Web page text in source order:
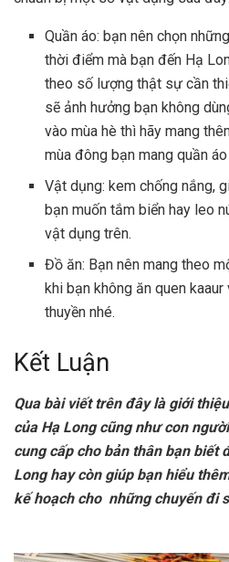
Quần áo: bạn nên chọn
thời điểm mà bạn đến Hạ
theo số lượng thật sự cần
sẽ ảnh hưởng bạn không
vào mùa hè thì hãy mang
mùa đông bạn mang quần
Vật dụng: kem chống nắng,
bạn muốn tắm biển hay leo
vật dụng trên.
Đồ ăn: Bạn nên mang theo
khi bạn không ăn quen
thuyền nhé.
Kết Luận
Qua bài viết trên đây là giới
của Hạ Long cũng như con
cung cấp cho bản thân bạn biết
Long hay còn giúp bạn hiểu
kế hoạch cho những chuyến đi